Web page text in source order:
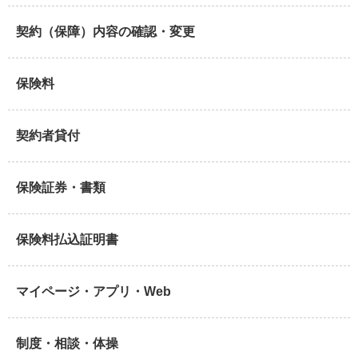
契約（保障）内容の確認・変更
保険料
契約者貸付
保険証券・書類
保険料払込証明書
マイページ・アプリ・Web
制度・相談・体操